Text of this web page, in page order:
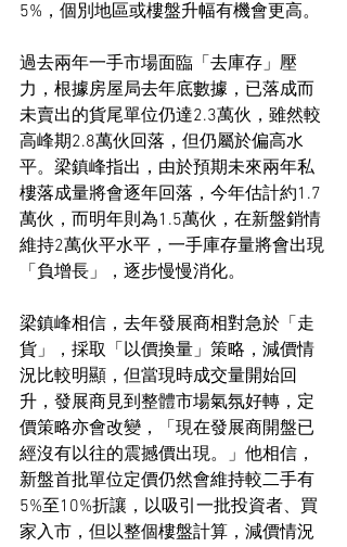
5%，個別地區或樓盤升幅有機會更高。
過去兩年一手市場面臨「去庫存」壓
力，根據房屋局去年底數據，已落成而
未賣出的貨尾單位仍達2.3萬伙，雖然較
高峰期2.8萬伙回落，但仍屬於偏高水
平。梁鎮峰指出，由於預期未來兩年私
樓落成量將會逐年回落，今年估計約1.7
萬伙，而明年則為1.5萬伙，在新盤銷情
維持2萬伙平水平，一手庫存量將會出現
「負增長」，逐步慢慢消化。
梁鎮峰相信，去年發展商相對急於「走
貨」，採取「以價換量」策略，減價情
況比較明顯，但當現時成交量開始回
升，發展商見到整體市場氣氛好轉，定
價策略亦會改變，「現在發展商開盤已
經沒有以往的震撼價出現。」他相信，
新盤首批單位定價仍然會維持較二手有
5%至10%折讓，以吸引一批投資者、買
家入市，但以整個樓盤計算，減價情況